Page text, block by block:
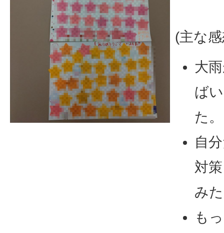
(主な
大
ば
た。
自
対
み
も